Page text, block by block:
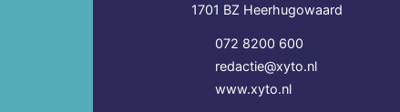
1701 BZ Heerhugowaard
072 8200 600
redactie@xyto.nl
www.xyto.nl